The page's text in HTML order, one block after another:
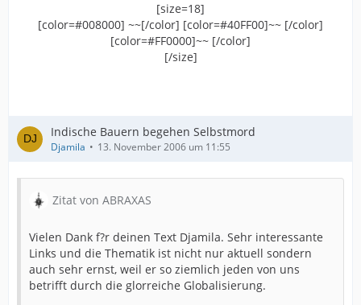
[size=18]
[color=#008000] ~~[/color] [color=#40FF00]~~ [/color]
[color=#FF0000]~~ [/color]
[/size]
Indische Bauern begehen Selbstmord
Djamila 13. November 2006 um 11:55
Zitat von ABRAXAS
Vielen Dank f?r deinen Text Djamila. Sehr interessante
Links und die Thematik ist nicht nur aktuell sondern
auch sehr ernst, weil er so ziemlich jeden von uns
betrifft durch die glorreiche Globalisierung.